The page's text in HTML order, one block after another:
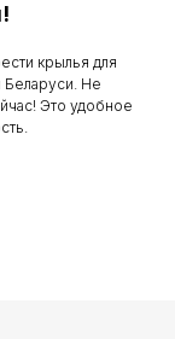
крылья для
Беларуси. Не
Это удобное